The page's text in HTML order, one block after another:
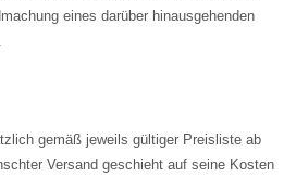
eines darüber hinausgehenden
gemäß jeweils gültiger Preisliste ab
Versand geschieht auf seine Kosten